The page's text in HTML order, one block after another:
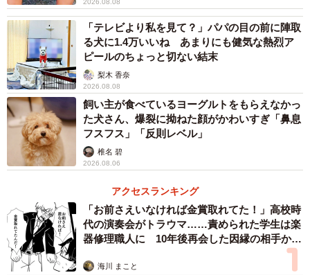
2026.08.08
「テレビより私を見て？」パパの目の前に陣取
る犬に1.4万いいね あまりにも健気な熱烈ア
ピールのちょっと切ない結末
梨木 香奈
2026.08.08
飼い主が食べているヨーグルトをもらえなかっ
た犬さん、爆裂に拗ねた顔がかわいすぎ「鼻息
フスフス」「反則レベル」
椎名 碧
2026.08.06
アクセスランキング
「お前さえいなければ金賞取れてた！」高校時
代の演奏会がトラウマ……責められた学生は楽
器修理職人に 10年後再会した因縁の相手から
海川 まこと